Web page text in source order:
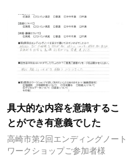
具大的な内容を意識するこ
とができ有意義でした
高崎市第2回エンディングノート
ワークショップご参加者様